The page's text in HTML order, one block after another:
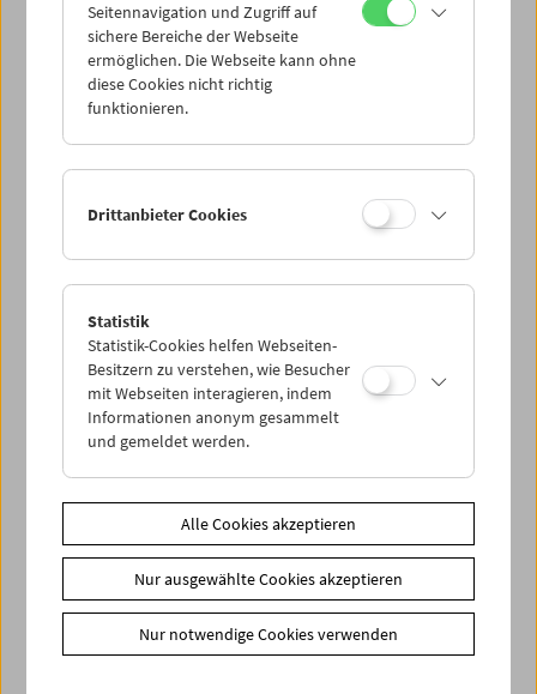
> Weitere Karten hinzufügen / Spielplan
Ticketpreise: MitgliederEUR 5,50ohne Mitgliedschaft
EUR 10,50
Ihre Mitgliedschaft und Ihren Zehnerblock nutzen.
Ermäßigte Tickets, nonstop- und weitere Freikarten
können online nur reserviert werden. Die Ausgabe erfolgt
ausschließlich an der Kassa.
Weitere Informationen zu unseren Tickets und
Vorschau Sept / Okt 2026
Regelmäßige Programme
Programmarchiv
Seitennavigation und Zugriff auf
sichere Bereiche der Webseite
ermöglichen. Die Webseite kann ohne
diese Cookies nicht richtig
funktionieren.
Drittanbieter Cookies
Statistik
Statistik-Cookies helfen Webseiten-
Besitzern zu verstehen, wie Besucher
mit Webseiten interagieren, indem
Informationen anonym gesammelt
und gemeldet werden.
Alle Cookies akzeptieren
Nur ausgewählte Cookies akzeptieren
Nur notwendige Cookies verwenden